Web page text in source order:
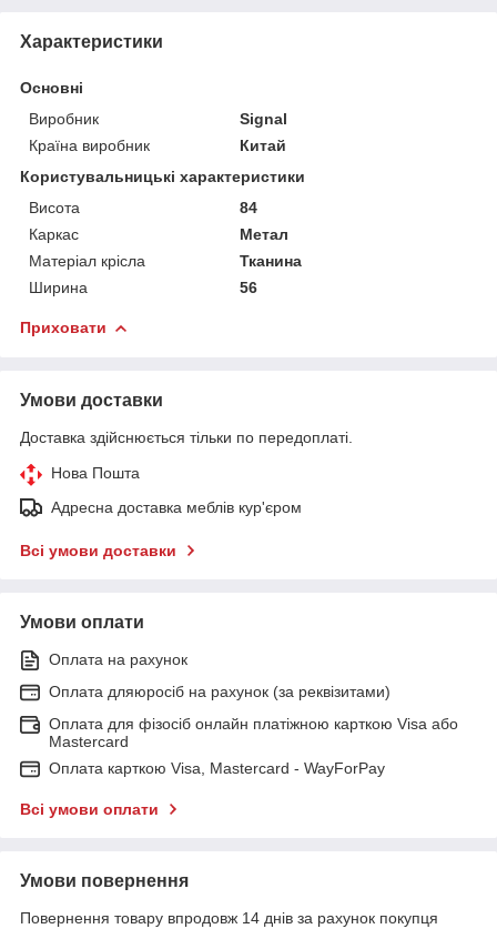
Характеристики
Основні
Виробник
Signal
Країна виробник
Китай
Користувальницькі характеристики
Висота
84
Каркас
Метал
Матеріал крісла
Тканина
Ширина
56
Приховати
Умови доставки
Доставка здійснюється тільки по передоплаті.
Нова Пошта
Адресна доставка меблів кур'єром
Всі умови доставки
Умови оплати
Оплата на рахунок
Оплата дляюросіб на рахунок (за реквізитами)
Оплата для фізосіб онлайн платіжною карткою Visa або
Mastercard
Оплата карткою Visa, Mastercard - WayForPay
Всі умови оплати
Умови повернення
Повернення товару впродовж 14 днів за рахунок покупця